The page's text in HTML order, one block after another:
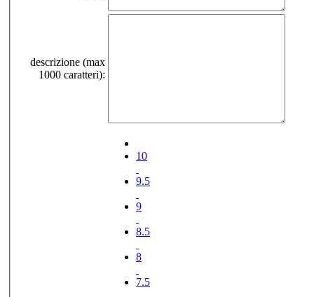
descrizione (max
1000 caratteri):
10
9.5
9
8.5
8
7.5